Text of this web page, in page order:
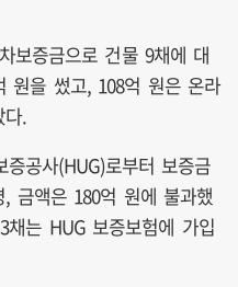
보증금으로 건물 9채에 대
원을 썼고, 108억 원은 온라
.
공사(HUG)로부터 보증금
금액은 180억 원에 불과했
는 HUG 보증보험에 가입